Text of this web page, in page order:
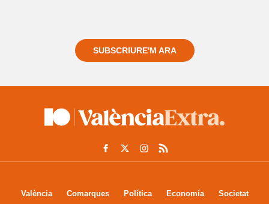
SUBSCRIURE'M ARA
València Comarques Política Economía
Societat